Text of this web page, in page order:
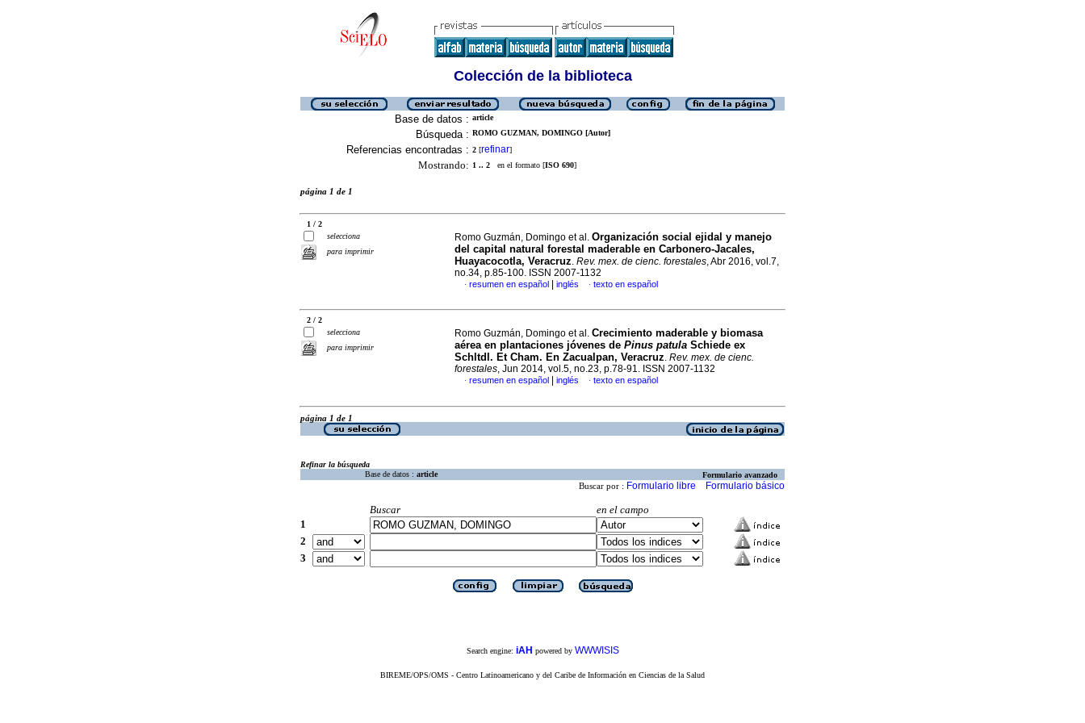
Colección de la biblioteca
Base de datos : article
Búsqueda : ROMO GUZMAN, DOMINGO [Autor]
Referencias encontradas : 2 [refinar]
Mostrando: 1 .. 2 en el formato [ISO 690]
página 1 de 1
1 / 2
selecciona
para imprimir
Romo Guzmán, Domingo et al. Organización social ejidal y manejo
del capital natural forestal maderable en Carbonero-Jacales,
Huayacocotla, Veracruz. Rev. mex. de cienc. forestales, Abr 2016, vol.7,
no.34, p.85-100. ISSN 2007-1132
· resumen en español inglés · texto en español
2 / 2
selecciona
para imprimir
Romo Guzmán, Domingo et al. Crecimiento maderable y biomasa
aérea en plantaciones jóvenes de Pinus patula Schiede ex
Schltdl. Et Cham. En Zacualpan, Veracruz. Rev. mex. de cienc.
forestales, Jun 2014, vol.5, no.23, p.78-91. ISSN 2007-1132
· resumen en español inglés · texto en español
página 1 de 1
Refinar la búsqueda
Base de datos : article Formulario avanzado
Buscar por : Formulario libre Formulario básico
Buscar
en el campo
1
2
3
Search engine: iAH powered by WWWISIS
BIREME/OPS/OMS - Centro Latinoamericano y del Caribe de Información en Ciencias de la Salud